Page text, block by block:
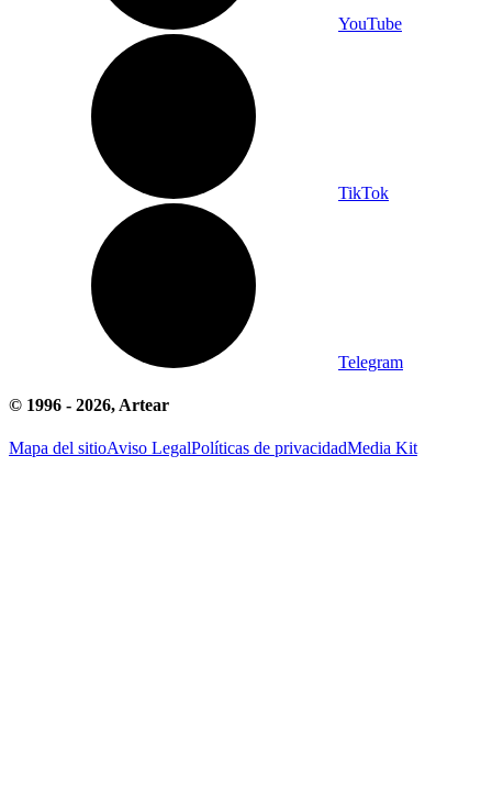
YouTube
TikTok
Telegram
© 1996 - 2026, Artear
Mapa del sitioAviso LegalPolíticas de privacidadMedia Kit